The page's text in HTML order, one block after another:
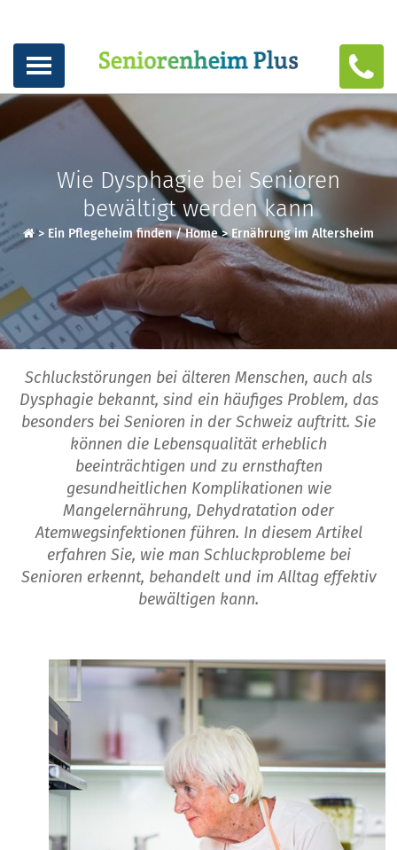
Wie Dysphagie bei Senioren
bewältigt werden kann
> Ein Pflegeheim finden / Home>Ernährung im Altersheim
Schluckstörungen bei älteren Menschen, auch als
Dysphagie bekannt, sind ein häufiges Problem, das
besonders bei Senioren in der Schweiz auftritt. Sie
können die Lebensqualität erheblich
beeinträchtigen und zu ernsthaften
gesundheitlichen Komplikationen wie
Mangelernährung, Dehydratation oder
Atemwegsinfektionen führen. In diesem Artikel
erfahren Sie, wie man Schluckprobleme bei
Senioren erkennt, behandelt und im Alltag effektiv
bewältigen kann.